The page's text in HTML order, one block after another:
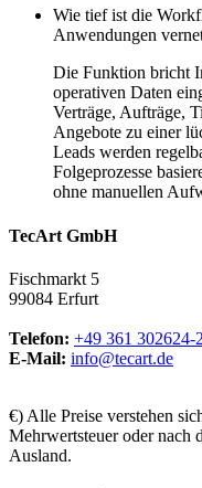
Wie tief ist die
Anwendungen
Die Funktion bricht
operativen Daten
Verträge, Aufträge,
Angebote zu einer
Leads werden
Folgeprozesse
ohne manuellen
TecArt GmbH
Fischmarkt 5
99084 Erfurt
Telefon: +49 361 302624-
E-Mail: info@tecart.de
€) Alle Preise verstehen
Mehrwertsteuer oder nach
Ausland.